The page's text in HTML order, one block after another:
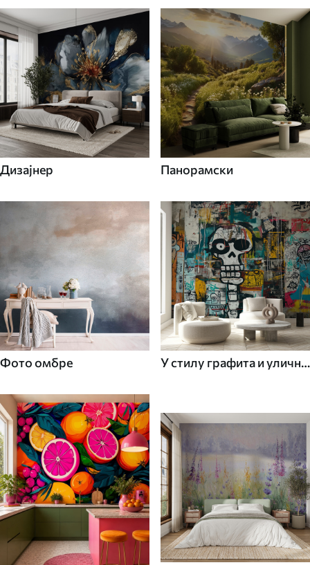
Дизајнер Панорамски
Фото омбре
У стилу графита и уличне